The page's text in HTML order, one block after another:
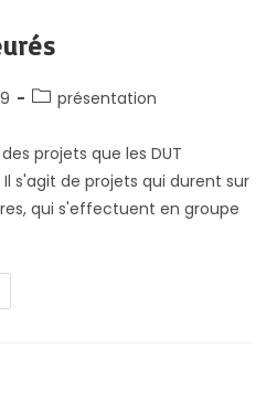
Postprésentation
projets que les DUT
s'agit de projets qui durent sur
qui s'effectuent en groupe